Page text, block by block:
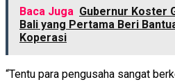
Baca Juga Gubernur Koster
Bali yang Pertama Beri
Koperasi
“Tentu para pengusaha sangat